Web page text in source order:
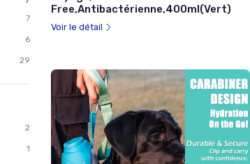
7
6
29
2
1
Free,Antibactérienne,400ml(Vert)
Voir le détail